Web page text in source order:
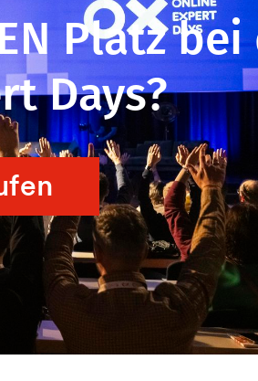
Platz bei
Days?